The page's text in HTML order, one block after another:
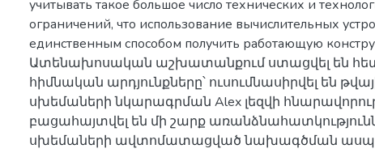
учитывать такое большое число технических и
ограничений, что использование вычислительных
единственным способом получить работающую
Ատենախոսական աշխատանքում ստացվել են
հիմնական արդյունքները՝ ուսումնասիրվել են
սխեմաների նկարագրման Alex լեզվի
բացահայտվել են մի շարք
սխեմաների ավտոմատացված նախագծման